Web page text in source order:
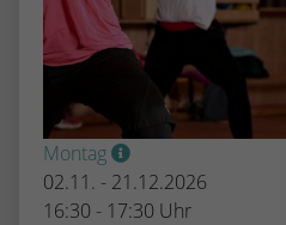
Montag
02.11. - 21.12.2026
16:30 - 17:30 Uhr